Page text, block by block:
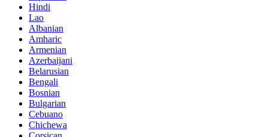
Hindi
Lao
Albanian
Amharic
Armenian
Azerbaijani
Belarusian
Bengali
Bosnian
Bulgarian
Cebuano
Chichewa